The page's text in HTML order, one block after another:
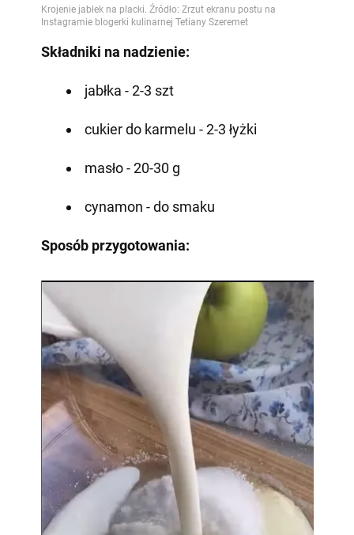
Składniki na nadzienie:
jabłka - 2-3 szt
cukier do karmelu - 2-3 łyżki
masło - 20-30 g
cynamon - do smaku
Sposób przygotowania: